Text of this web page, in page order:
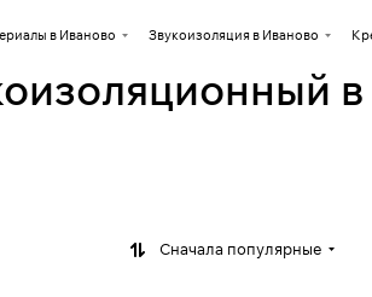
в Иваново Звукоизоляция в Иваново
Сначала популярные